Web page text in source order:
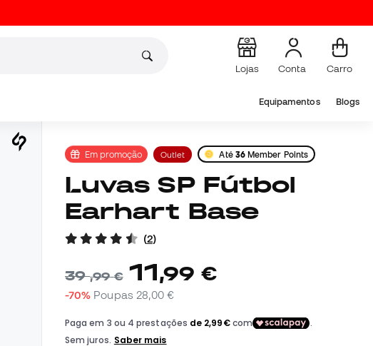
Lojas Conta Carro
Equipamentos Blogs
Em promoção Outlet Até 36Member Points
Luvas SP Fútbol
Earhart Base
(2)
39,99 € 11,99 €
-70% Poupas 28,00 €